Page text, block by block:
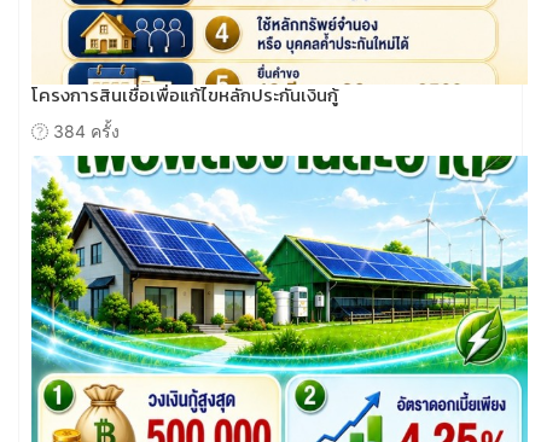
โครงการสินเชื่อเพื่อแก้ไขหลักประกันเงินกู้
384 ครั้ง